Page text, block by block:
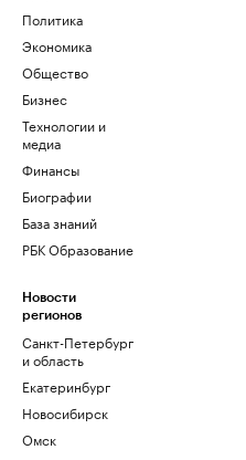
Политика
Экономика
Общество
Бизнес
Технологии и
медиа
Финансы
Биографии
База знаний
РБК Образование
Новости
регионов
Санкт-Петербург
и область
Екатеринбург
Новосибирск
Омск